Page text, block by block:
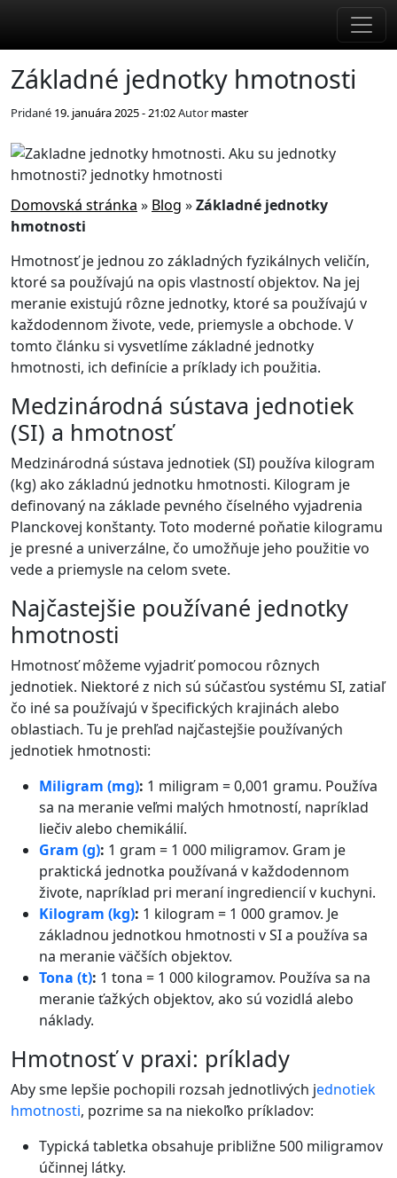
Základné jednotky hmotnosti
Pridané 19. januára 2025 - 21:02Autor master
Domovská stránka » Blog »Základné jednotky
hmotnosti
Hmotnosť je jednou zo základných fyzikálnych veličín,
ktoré sa používajú na opis vlastností objektov. Na jej
meranie existujú rôzne jednotky, ktoré sa používajú v
každodennom živote, vede, priemysle a obchode. V
tomto článku si vysvetlíme základné jednotky
hmotnosti, ich definície a príklady ich použitia.
Medzinárodná sústava jednotiek
(SI) a hmotnosť
Medzinárodná sústava jednotiek (SI) používa kilogram
(kg) ako základnú jednotku hmotnosti. Kilogram je
definovaný na základe pevného číselného vyjadrenia
Planckovej konštanty. Toto moderné poňatie kilogramu
je presné a univerzálne, čo umožňuje jeho použitie vo
vede a priemysle na celom svete.
Najčastejšie používané jednotky
hmotnosti
Hmotnosť môžeme vyjadriť pomocou rôznych
jednotiek. Niektoré z nich sú súčasťou systému SI, zatiaľ
čo iné sa používajú v špecifických krajinách alebo
oblastiach. Tu je prehľad najčastejšie používaných
jednotiek hmotnosti:
Miligram (mg): 1 miligram = 0,001 gramu. Používa
sa na meranie veľmi malých hmotností, napríklad
liečiv alebo chemikálií.
Gram (g): 1 gram = 1 000 miligramov. Gram je
praktická jednotka používaná v každodennom
živote, napríklad pri meraní ingrediencií v kuchyni.
Kilogram (kg): 1 kilogram = 1 000 gramov. Je
základnou jednotkou hmotnosti v SI a používa sa
na meranie väčších objektov.
Tona (t): 1 tona = 1 000 kilogramov. Používa sa na
meranie ťažkých objektov, ako sú vozidlá alebo
náklady.
Hmotnosť v praxi: príklady
Aby sme lepšie pochopili rozsah jednotlivých jednotiek
hmotnosti, pozrime sa na niekoľko príkladov:
Typická tabletka obsahuje približne 500 miligramov
účinnej látky.